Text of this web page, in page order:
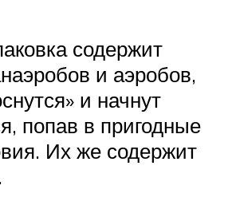
содержит
и аэробов,
и начнут
попав в пригодные
Их же содержит